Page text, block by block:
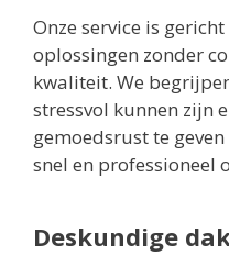
Onze service is
oplossingen zonder
kwaliteit. We
stressvol kunnen zijn
gemoedsrust te
snel en professioneel
Deskundige